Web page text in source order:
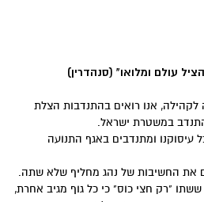
עולם ומלואו" (סנהדרין)
לקהילה, אנו רואים בהתנדבות הצלת
במשטרת ישראל.
עיסוקנו ומתנדבים באגף התנועה
את החשיבות של נהג מחליף שלא שתה.
"רק חצי כוס" כי כל גוף מגיב אחרת,